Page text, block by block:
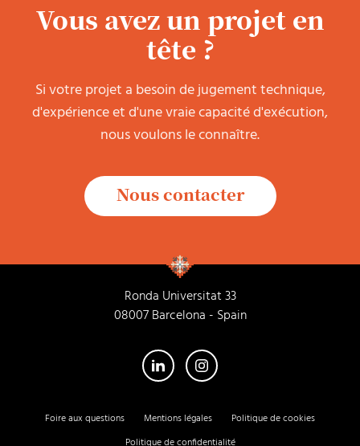
Vous avez un projet en
tête ?
Si votre projet a besoin de jugement technique,
d'expérience et d'une vraie capacité d'exécution,
nous voulons le connaître.
Nous contacter
Ronda Universitat 33
08007 Barcelona - Spain
Foire aux questions Mentions légales
Politique de cookies